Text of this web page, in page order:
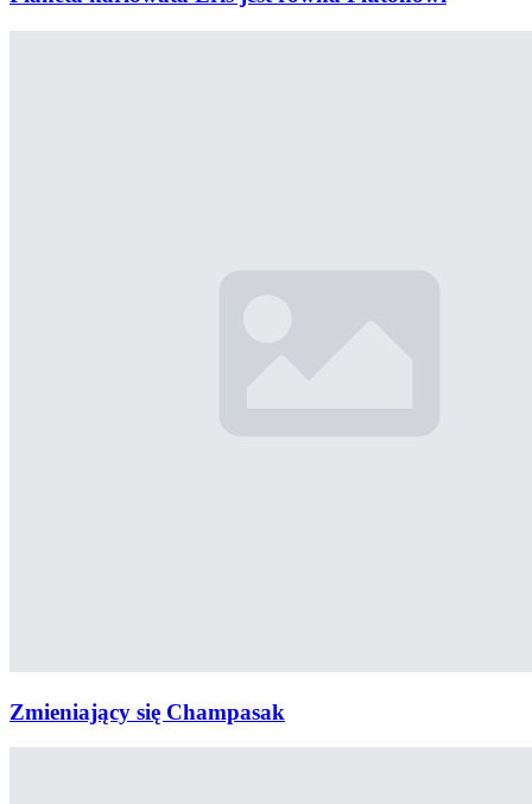
Zmieniający się Champasak